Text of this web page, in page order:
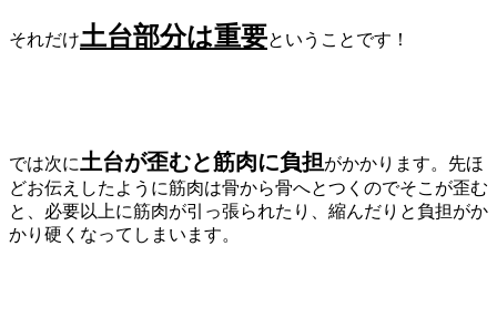
それだけ土台部分は重要ということです！
では次に土台が歪むと筋肉に負担がかかります。先ほ
どお伝えしたように筋肉は骨から骨へとつくのでそこが歪む
と、必要以上に筋肉が引っ張られたり、縮んだりと負担がか
かり硬くなってしまいます。